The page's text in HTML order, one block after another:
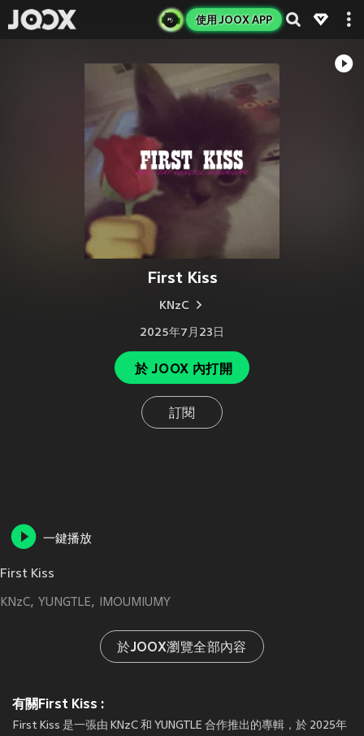
使用 JOOX APP
First Kiss
KNzC
2025年7月23日
於 JOOX 內打開
訂閱
一鍵播放
First Kiss
KNzC YUNGTLE IMOUMIUMY
於JOOX瀏覽全部內容
有關First Kiss :
First Kiss 是一張由 KNzC 和 YUNGTLE 合作推出的專輯，於 2025年